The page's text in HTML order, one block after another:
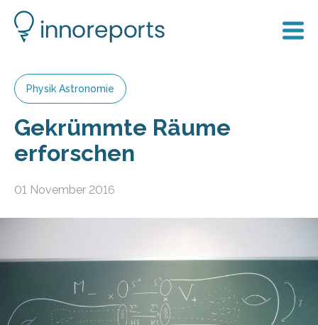
Physik Astronomie
Gekrümmte Räume
erforschen
01 November 2016